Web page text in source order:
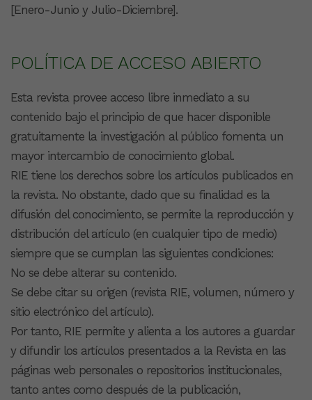
[Enero-Junio y Julio-Diciembre].
POLÍTICA DE ACCESO ABIERTO
Esta revista provee acceso libre inmediato a su
contenido bajo el principio de que hacer disponible
gratuitamente la investigación al público fomenta un
mayor intercambio de conocimiento global.
RIE tiene los derechos sobre los artículos publicados en
la revista. No obstante, dado que su finalidad es la
difusión del conocimiento, se permite la reproducción y
distribución del artículo (en cualquier tipo de medio)
siempre que se cumplan las siguientes condiciones:
No se debe alterar su contenido.
Se debe citar su origen (revista RIE, volumen, número y
sitio electrónico del artículo).
Por tanto, RIE permite y alienta a los autores a guardar
y difundir los artículos presentados a la Revista en las
páginas web personales o repositorios institucionales,
tanto antes como después de la publicación,